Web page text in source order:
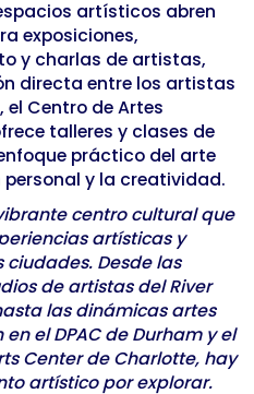
artísticos abren
exposiciones,
y charlas de artistas,
directa entre los artistas
Centro de Artes
talleres y clases de
práctico del arte
y la creatividad.
centro cultural que
artísticas y
ciudades. Desde las
de artistas del River
las dinámicas artes
el DPAC de Durham y el
Center de Charlotte, hay
artístico por explorar.